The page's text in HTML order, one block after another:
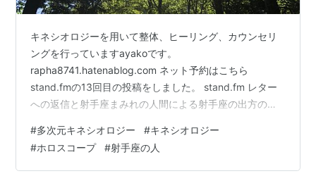
キネシオロジーを用いて整体、ヒーリング、カウンセリ
ングを行っていますayakoです。
rapha8741.hatenablog.com ネット予約はこちら
stand.fmの13回目の投稿をしました。 stand.fm レター
への返信と射手座まみれの人間による射手座の出方の話
す。 キングオブ射手座は羽生結弦選手だと思っています
が（本当に矢のような人だなと） 彼の姿にいつも自分の
指針を思い出させてくれます。 真っ直ぐに矢のように自
#多次元キネシオロジー #キネシオロジー
#ホロスコープ #射手座の人